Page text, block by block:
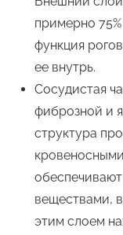
примерно
функция
ее внутрь.
Сосудистая
фиброзной и
структура
веществами,
этим слоем